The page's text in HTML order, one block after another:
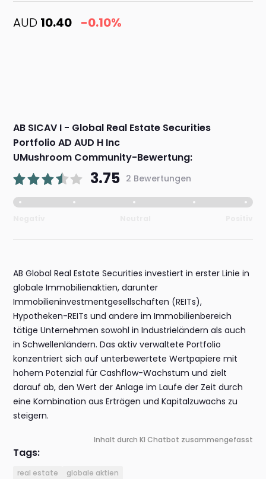
AUD 10.40 -0.10%
AB SICAV I - Global Real Estate Securities
Portfolio AD AUD H Inc
UMushroom Community-Bewertung:
3.75 2 Bewertungen
AB Global Real Estate Securities investiert in erster Linie in
globale Immobilienaktien, darunter
Immobilieninvestmentgesellschaften (REITs),
Hypotheken-REITs und andere im Immobilienbereich
tätige Unternehmen sowohl in Industrieländern als auch
in Schwellenländern. Das aktiv verwaltete Portfolio
konzentriert sich auf unterbewertete Wertpapiere mit
hohem Potenzial für Cashflow-Wachstum und zielt
darauf ab, den Wert der Anlage im Laufe der Zeit durch
eine Kombination aus Erträgen und Kapitalzuwachs zu
steigern.
Inhalt durch KI Chatbot zusammengefasst
Tags:
real estate
globale aktien